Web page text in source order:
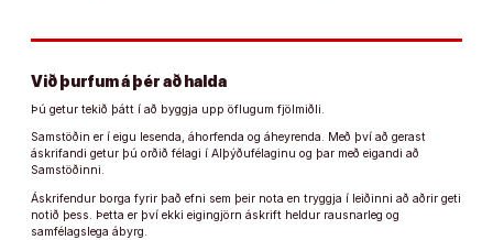
Við þurfum á þér að halda
Þú getur tekið þátt í að byggja upp öflugum fjölmiðli.
Samstöðin er í eigu lesenda, áhorfenda og áheyrenda. Með því að gerast
áskrifandi getur þú orðið félagi í Alþýðufélaginu og þar með eigandi að
Samstöðinni.
Áskrifendur borga fyrir það efni sem þeir nota en tryggja í leiðinni að aðrir geti
notið þess. Þetta er því ekki eigingjörn áskrift heldur rausnarleg og
samfélagslega ábyrg.